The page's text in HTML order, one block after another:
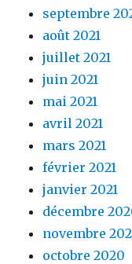
septembre
août 2021
juillet 2021
juin 2021
mai 2021
avril 2021
mars 2021
février 2021
janvier 2021
décembre
novembre
octobre 2020